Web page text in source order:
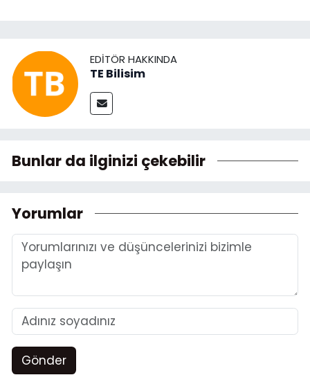
EDITÖR HAKKINDA
TE Bilisim
Bunlar da ilginizi çekebilir
Yorumlar
Gönder